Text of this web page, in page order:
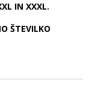
IN XXXL.
ŠTEVILKO